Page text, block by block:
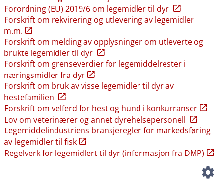
Forordning (EU) 2019/6 om legemidler til dyr
Forskrift om rekvirering og utlevering av legemidler
m.m.
Forskrift om melding av opplysninger om utleverte og
brukte legemidler til dyr
Forskrift om grenseverdier for legemiddelrester i
næringsmidler fra dyr
Forskrift om bruk av visse legemidler til dyr av
hestefamilien
Forskrift om velferd for hest og hund i konkurranser
Lov om veterinærer og annet dyrehelsepersonell
Legemiddelindustriens bransjeregler for markedsføring
av legemidler til fisk
Regelverk for legemidlert til dyr (informasjon fra DMP)